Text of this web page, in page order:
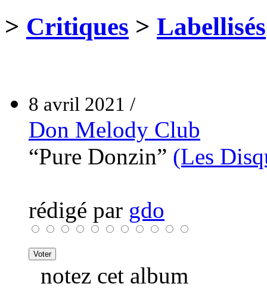
> Critiques > Labellisés
8 avril 2021 /
Don Melody Club
“Pure Donzin” (Les
rédigé par gdo
notez cet album